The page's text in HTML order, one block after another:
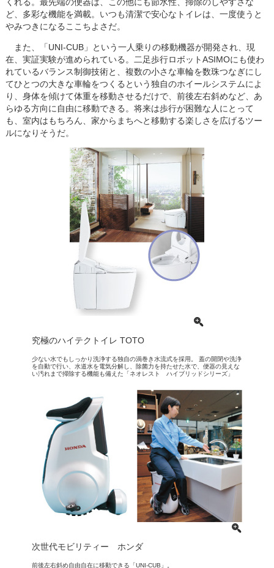
ど、多彩な機能を満載。いつも清潔で安心なトイレは、一度使うと
やみつきになるここちよさだ。
また、「UNI-CUB」という一人乗りの移動機器が開発され、現
在、実証実験が進められている。二足歩行ロボットASIMOにも使わ
れているバランス制御技術と、複数の小さな車輪を数珠つなぎにし
てひとつの大きな車輪をつくるという独自のホイールシステムによ
り、身体を傾けて体重を移動させるだけで、前後左右斜めなど、あ
らゆる方向に自由に移動できる。将来は歩行が困難な人にとって
も、室内はもちろん、家からまちへと移動する楽しさを広げるツー
ルになりそうだ。
究極のハイテクトイレ TOTO
少ない水でもしっかり洗浄する独自の渦巻き水流式を採用。 蓋の開閉や洗浄
を自動で行い、水道水を電気分解し、除菌力を持たせた水で、便器の見えな
い汚れまで掃除する機能も備えた「ネオレスト ハイブリッドシリーズ」
次世代モビリティー ホンダ
前後左右斜め自由自在に移動できる「UNI-CUB」。